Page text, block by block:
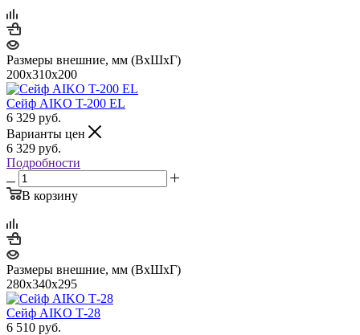
Размеры внешние, мм (ВхШхГ)
200x310x200
Сейф AIKO T-200 EL
6 329 руб.
Варианты цен
6 329 руб.
Подробности
В корзину
Размеры внешние, мм (ВхШхГ)
280x340x295
Сейф AIKO Т-28
6 510 руб.